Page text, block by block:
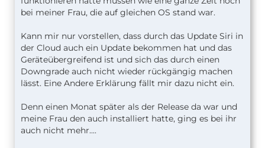
bei meiner Frau, die auf gleichen OS stand war.
Kann mir nur vorstellen, dass durch das Update Siri in
der Cloud auch ein Update bekommen hat und das
Geräteübergreifend ist und sich das durch einen
Downgrade auch nicht wieder rückgängig machen
lässt. Eine Andere Erklärung fällt mir dazu nicht ein.
Denn einen Monat später als der Release da war und
meine Frau den auch installiert hatte, ging es bei ihr
auch nicht mehr....